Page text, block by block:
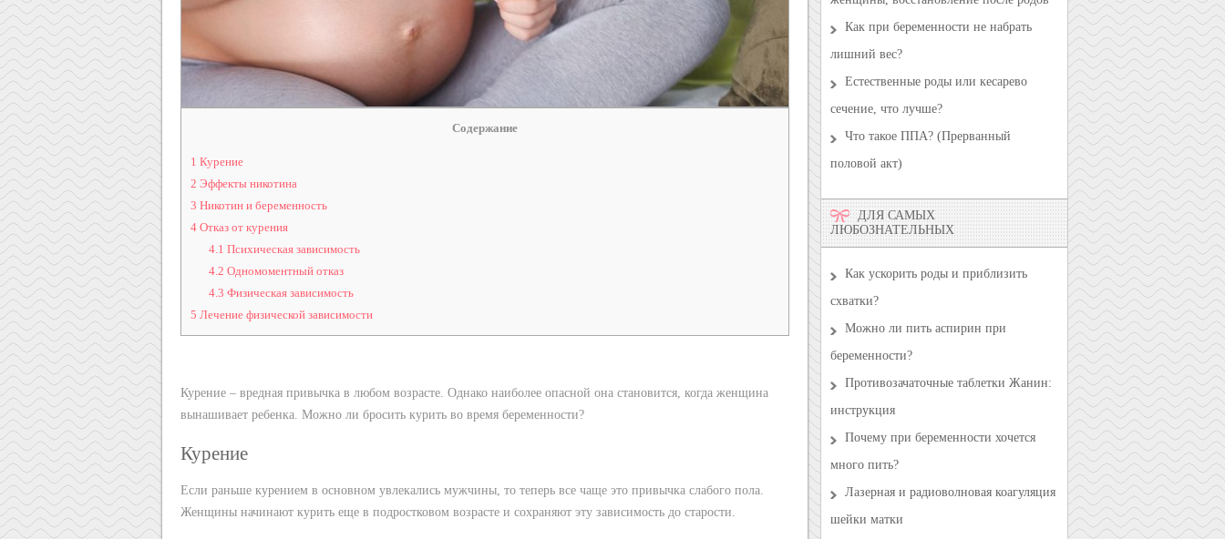
Содержание
1 Курение
2 Эффекты никотина
3 Никотин и беременность
4 Отказ от курения
4.1 Психическая зависимость
4.2 Одномоментный отказ
4.3 Физическая зависимость
5 Лечение физической зависимости
Курение – вредная привычка в любом возрасте. Однако наиболее опасной она становится, когда женщина
вынашивает ребенка. Можно ли бросить курить во время беременности?
Курение
Если раньше курением в основном увлекались мужчины, то теперь все чаще это привычка слабого пола.
Женщины начинают курить еще в подростковом возрасте и сохраняют эту зависимость до старости.
Как при беременности не набрать
лишний вес?
Естественные роды или кесарево
сечение, что лучше?
Что такое ППА? (Прерванный
половой акт)
ДЛЯ САМЫХ
ЛЮБОЗНАТЕЛЬНЫХ
Как ускорить роды и приблизить
схватки?
Можно ли пить аспирин при
беременности?
Противозачаточные таблетки Жанин:
инструкция
Почему при беременности хочется
много пить?
Лазерная и радиоволновая коагуляция
шейки матки